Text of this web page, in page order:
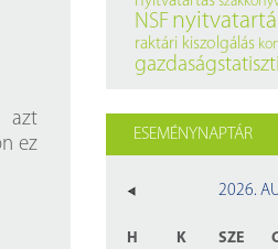
azt
ez
NSF
raktári kiszolgálás
ESEMÉNYNAPTÁR
2026.
H K SZE